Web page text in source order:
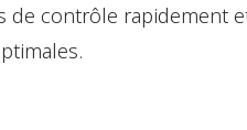
de contrôle rapidement